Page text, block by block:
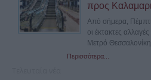
προς
Από σήμερα,
οι έκτακτες
Μετρό
Περισσότερα...